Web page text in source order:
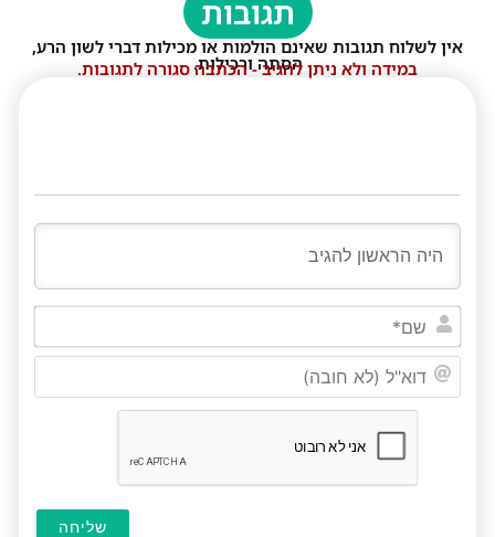
תגובות
אין לשלוח תגובות שאינם הולמות או מכילות דברי לשון הרע,
הסתה ורכילות.
במידה ולא ניתן להגיב - הכתבה סגורה לתגובות.
שם*